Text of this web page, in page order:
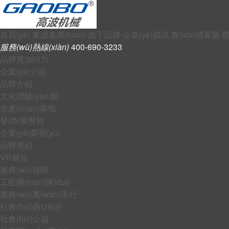
首頁(yè) 東成集團(tuán) 旗下品牌 企業(yè)資訊 實(shí)體展廳
服務(wù)熱線(xiàn)400-690-3233
品牌實(shí)力
企業(yè)介紹
品牌介紹
文化體驗(yàn)館
生產(chǎn)基地
發(fā)展歷程
企業(yè)榮譽(yù)
品牌視頻
VR展位
服務(wù)保障
工匠團(tuán)隊(duì)
服務(wù)萬(wàn)里行
社會(huì)責(zé)任
社會(huì)公益